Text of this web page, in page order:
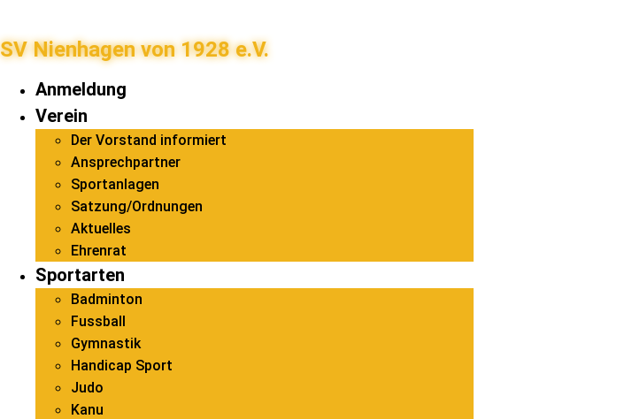
SV Nienhagen von 1928 e.V.
Anmeldung
Verein
Der Vorstand informiert
Ansprechpartner
Sportanlagen
Satzung/Ordnungen
Aktuelles
Ehrenrat
Sportarten
Badminton
Fussball
Gymnastik
Handicap Sport
Judo
Kanu